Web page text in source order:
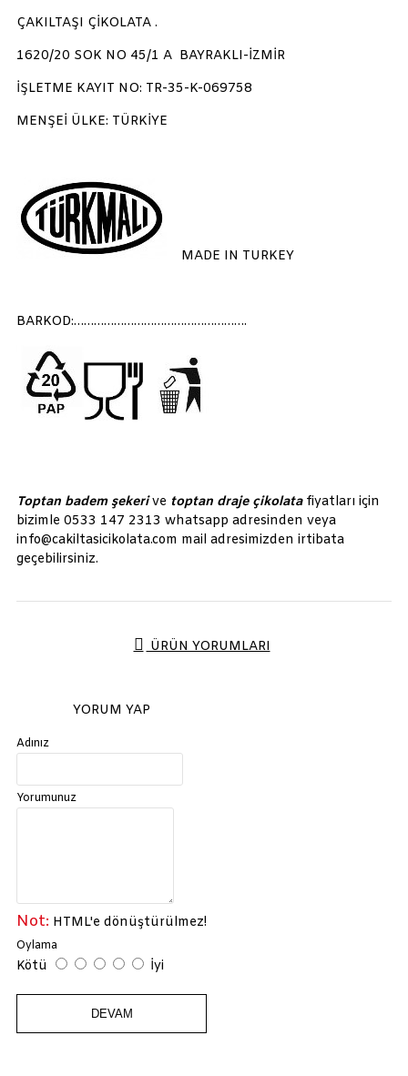
ÇAKILTAŞI ÇİKOLATA .
1620/20 SOK NO 45/1 A BAYRAKLI-İZMİR
İŞLETME KAYIT NO: TR-35-K-069758
MENŞEİ ÜLKE: TÜRKİYE
MADE IN TURKEY
BARKOD:…………………………………………….
Toptan badem şekerive toptan draje çikolatafiyatları için
bizimle 0533 147 2313 whatsapp adresinden veya
info@cakiltasicikolata.com mail adresimizden irtibata
geçebilirsiniz.
ÜRÜN YORUMLARI
YORUM YAP
Adınız
Yorumunuz
Not: HTML'e dönüştürülmez!
Oylama
Kötü İyi
DEVAM